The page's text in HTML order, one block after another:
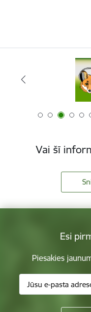
Vai šī
Esi
Piesakies